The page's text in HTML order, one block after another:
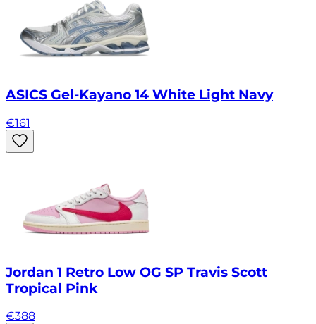
ASICS Gel-Kayano 14 White Light Navy
€161
Jordan 1 Retro Low OG SP Travis Scott
Tropical Pink
€388